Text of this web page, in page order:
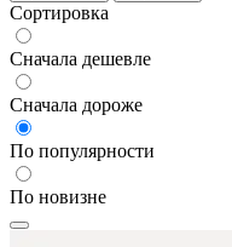
Сортировка
Сначала дешевле
Сначала дороже
По популярности
По новизне